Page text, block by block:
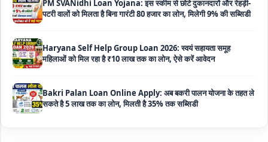
Haryana Self Help Group Loan 2026: स्वयं सहायता समूह
Bakri Palan Loan Online Apply: अब बकरी पालन योजना के तहत ले
SBI Animal Husbandry Loan Scheme: SBI पशुपालन लोन
योजना के फॉर्म फिर से हुए शुरू, बिना गारंटी मिलता है 1 लाख से लेकर 10 लाख